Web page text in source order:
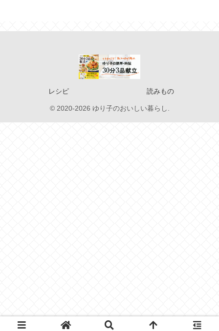
レシピ 読みもの
© 2020-2026 ゆり子のおいしい暮らし.